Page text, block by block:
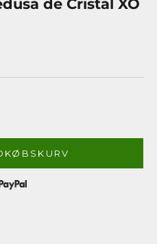
de Cristal XO